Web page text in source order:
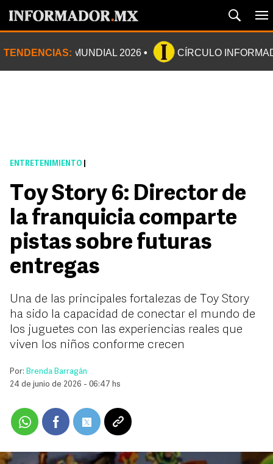
TENDENCIAS: MUNDIAL 2026 CÍRCULO
ENTRETENIMIENTO
Toy Story 6: Director de
la franquicia comparte
pistas sobre futuras
entregas
Una de las principales fortalezas de Toy Story
ha sido la capacidad de conectar el mundo de
los juguetes con las experiencias reales que
viven los niños conforme crecen
Por: Brenda Barragán
24 de junio de 2026 - 06:47 hs